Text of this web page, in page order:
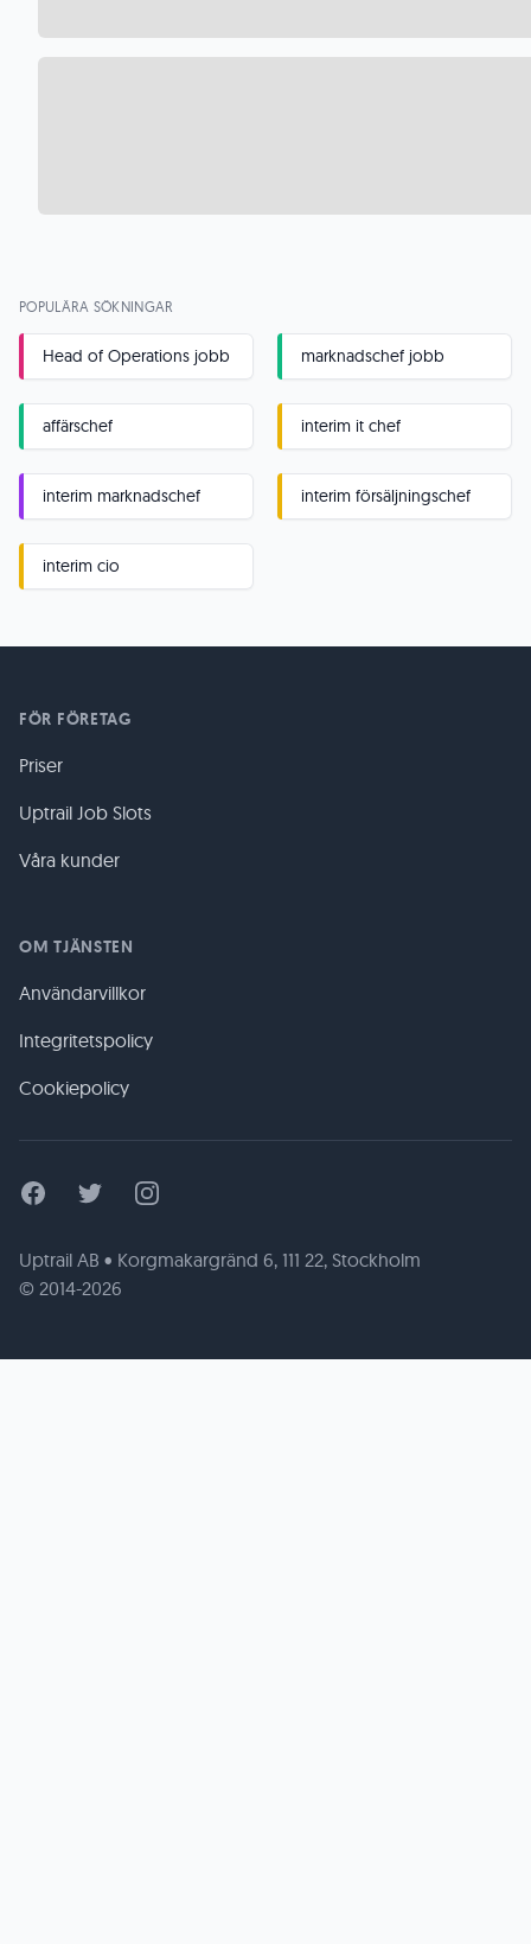
POPULÄRA SÖKNINGAR
Head of Operations jobb marknadschef jobb
affärschef interim it chef
interim marknadschef interim försäljningschef
interim cio
FÖR FÖRETAG
Priser
Uptrail Job Slots
Våra kunder
OM TJÄNSTEN
Användarvillkor
Integritetspolicy
Cookiepolicy
FacebookTwitter Instagram
Uptrail AB • Korgmakargränd 6, 111 22, Stockholm
© 2014-2026